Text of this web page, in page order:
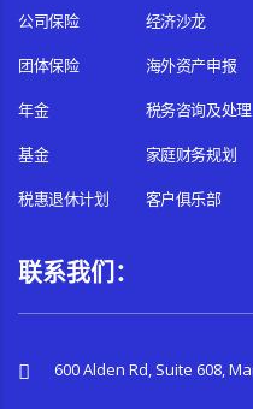
公司保险
团体保险
年金
基金
税惠退休计划
经济沙龙
海外资产申报
税务咨询及处理
家庭财务规划
客户俱乐部
联系我们：
600 Alden Rd, Suite 608,